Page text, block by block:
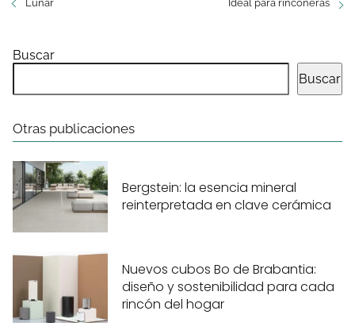
Lunar Ideal para rinconeras
Buscar
Buscar
Otras publicaciones
Bergstein: la esencia mineral
reinterpretada en clave cerámica
Nuevos cubos Bo de Brabantia:
diseño y sostenibilidad para cada
rincón del hogar